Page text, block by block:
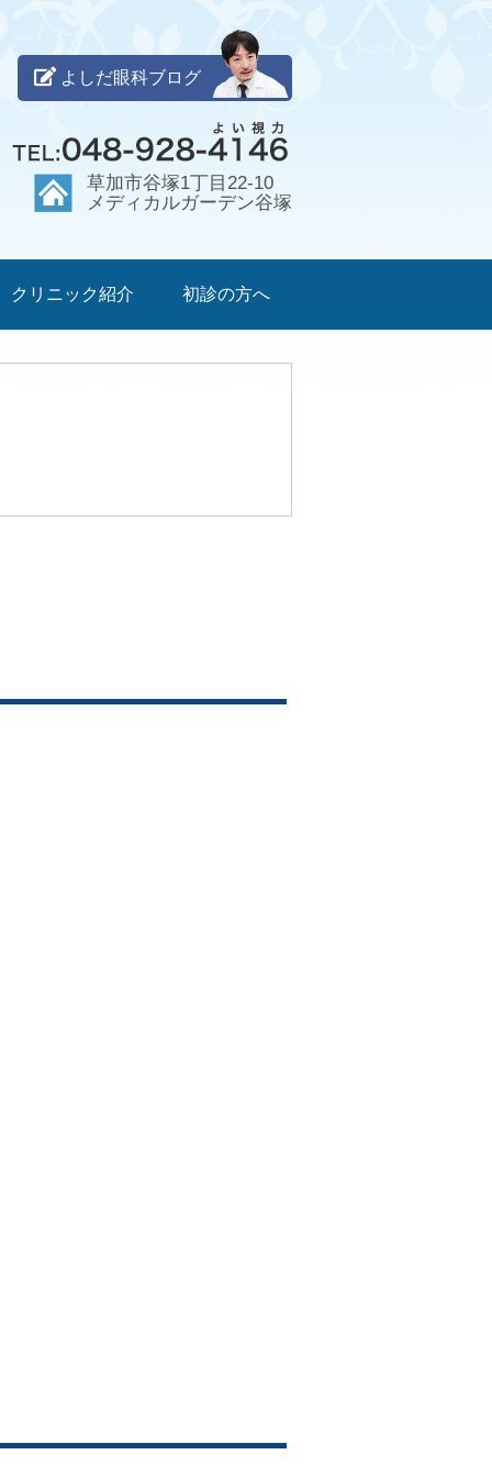
よしだ眼科ブログ
草加市谷塚1丁目22-10
メディカルガーデン谷塚
クリニック紹介 初診の方へ